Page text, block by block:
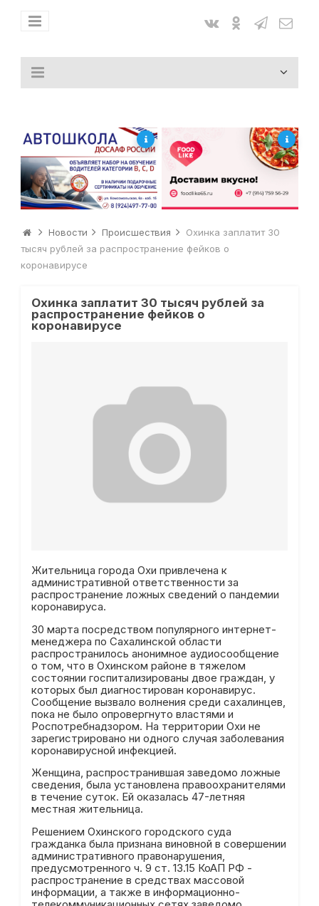
Новости Происшествия
Охинка заплатит 30
тысяч рублей за распространение фейков о
коронавирусе
Охинка заплатит 30 тысяч рублей за
распространение фейков о
коронавирусе
Жительница города Охи привлечена к
административной ответственности за
распространение ложных сведений о пандемии
коронавируса.
30 марта посредством популярного интернет-
менеджера по Сахалинской области
распространилось анонимное аудиосообщение
о том, что в Охинском районе в тяжелом
состоянии госпитализированы двое граждан, у
которых был диагностирован коронавирус.
Сообщение вызвало волнения среди сахалинцев,
пока не было опровергнуто властями и
Роспотребнадзором. На территории Охи не
зарегистрировано ни одного случая заболевания
коронавирусной инфекцией.
Женщина, распространившая заведомо ложные
сведения, была установлена правоохранителями
в течение суток. Ей оказалась 47-летняя
местная жительница.
Решением Охинского городского суда
гражданка была признана виновной в совершении
административного правонарушения,
предусмотренного ч. 9 ст. 13.15 КоАП РФ -
распространение в средствах массовой
информации, а также в информационно-